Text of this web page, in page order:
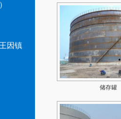
因镇
储存罐